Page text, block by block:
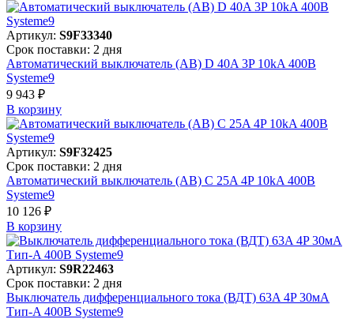
Артикул: S9F33340
Срок поставки: 2 дня
Автоматический выключатель (АВ) D 40A 3P 10kA 400В
Systeme9
9 943 ₽
В корзинy
Артикул: S9F32425
Срок поставки: 2 дня
Автоматический выключатель (АВ) C 25A 4P 10kA 400В
Systeme9
10 126 ₽
В корзинy
Артикул: S9R22463
Срок поставки: 2 дня
Выключатель дифференциального тока (ВДТ) 63A 4P 30мА
Тип-A 400В Systeme9